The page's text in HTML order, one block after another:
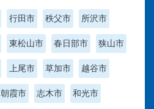
行田市 秩父市 所沢市
東松山市 春日部市 狭山市
上尾市 草加市 越谷市
朝霞市 志木市 和光市